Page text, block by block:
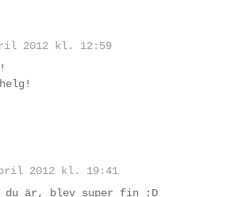
2012 kl. 12:59
2012 kl. 19:41
du är, blev super fin :D